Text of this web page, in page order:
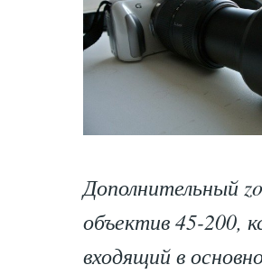
Дополнительный
объектив 45-200,
входящий в